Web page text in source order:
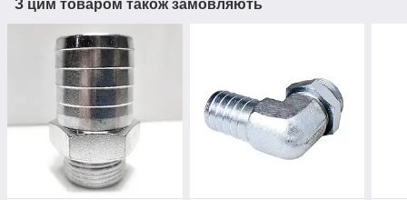
З цим товаром також замовляють